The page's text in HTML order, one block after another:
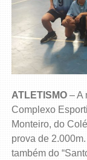
ATLETISMO– A
Complexo
Monteiro, do
prova de
também do